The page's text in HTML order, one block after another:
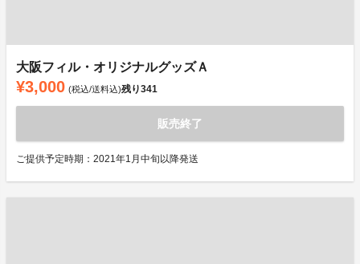
大阪フィル・オリジナルグッズＡ
¥3,000 (税込/送料込)残り341
販売終了
ご提供予定時期：2021年1月中旬以降発送